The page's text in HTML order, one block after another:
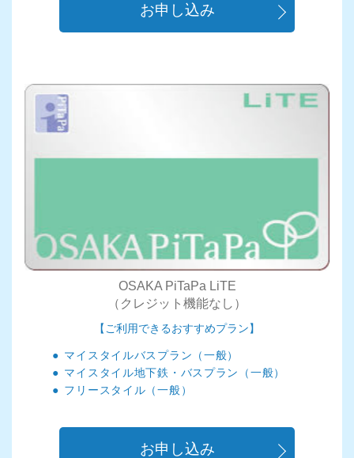
お申し込み
OSAKA PiTaPa LiTE
（クレジット機能なし）
【ご利用できるおすすめプラン】
マイスタイルバスプラン（一般）
マイスタイル地下鉄・バスプラン（一般）
フリースタイル（一般）
お申し込み